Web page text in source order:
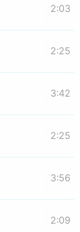
2:03
2:25
3:42
2:25
3:56
2:09